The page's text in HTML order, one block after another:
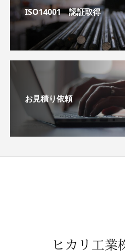
ISO14001 認証取得
お見積り依頼